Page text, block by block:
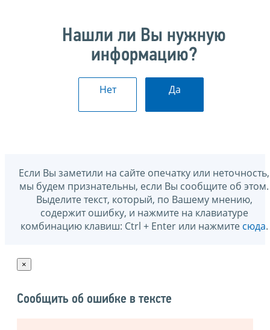
Нашли ли Вы нужную
информацию?
Нет Да
Если Вы заметили на сайте опечатку или неточность,
мы будем признательны, если Вы сообщите об этом.
Выделите текст, который, по Вашему мнению,
содержит ошибку, и нажмите на клавиатуре
комбинацию клавиш: Ctrl + Enter или нажмите сюда.
×
Сообщить об ошибке в тексте